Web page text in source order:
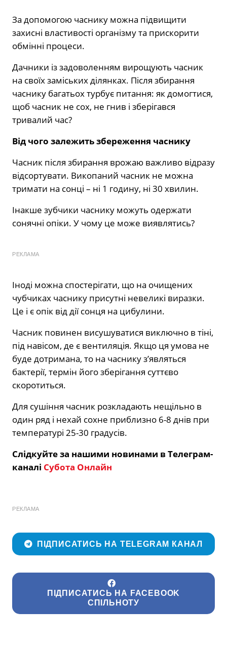
За допомогою часнику можна підвищити
захисні властивості організму та прискорити
обмінні процеси.
Дачники із задоволенням вирощують часник
на своїх заміських ділянках. Після збирання
часнику багатьох турбує питання: як домогтися,
щоб часник не сох, не гнив і зберігався
тривалий час?
Від чого залежить збереження часнику
Часник після збирання врожаю важливо відразу
відсортувати. Викопаний часник не можна
тримати на сонці – ні 1 годину, ні 30 хвилин.
Інакше зубчики часнику можуть одержати
сонячні опіки. У чому це може виявлятись?
РЕКЛАМА
Іноді можна спостерігати, що на очищених
чубчиках часнику присутні невеликі виразки.
Це і є опік від дії сонця на цибулини.
Часник повинен висушуватися виключно в тіні,
під навісом, де є вентиляція. Якщо ця умова не
буде дотримана, то на часнику з’являться
бактерії, термін його зберігання суттєво
скоротиться.
Для сушіння часник розкладають нещільно в
один ряд і нехай сохне приблизно 6-8 днів при
температурі 25-30 градусів.
Слідкуйте за нашими новинами в Телеграм-
каналі Субота Онлайн
РЕКЛАМА
ПІДПИСАТИСЬ НА TELEGRAM КАНАЛ
ПІДПИСАТИСЬ НА FACEBOOK
СПІЛЬНОТУ